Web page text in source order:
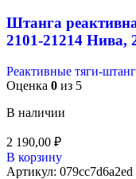
Штанга
2101-21214 Нива,
Реактивные тяги-
Оценка 0 из 5
В наличии
2 190,00 ₽
В корзину
Артикул: 079cc7d6a2ed